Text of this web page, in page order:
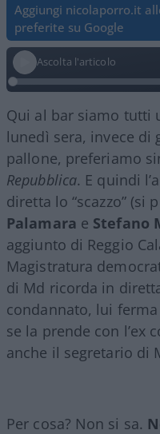
Aggiungi nicolaporro.it
preferite su Google
Ascolta l'articolo
Qui al bar siamo tutti
lunedì sera, invece di
pallone, preferiamo
Repubblica. E quindi
diretta lo “scazzo” (si
Palamara e Stefano
aggiunto di Reggio
Magistratura
di Md ricorda in
condannato, lui
se la prende con l’ex
anche il segretario di
Per cosa? Non si sa.